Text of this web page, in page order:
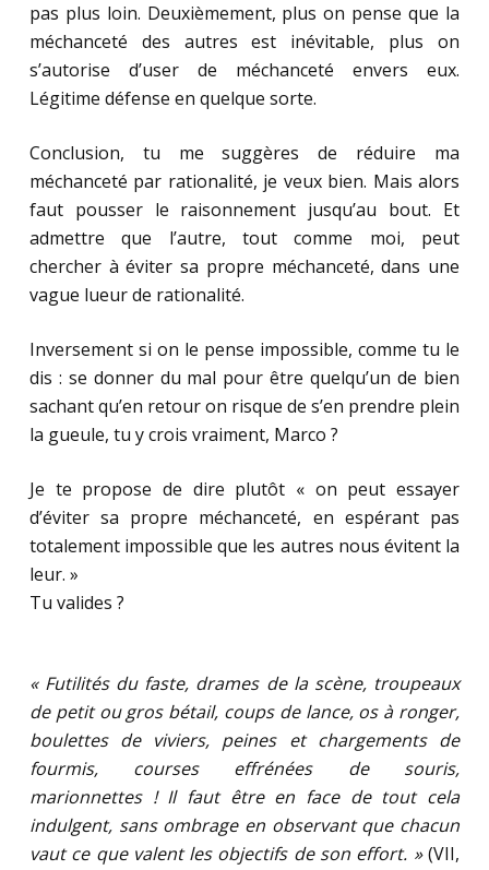
pas plus loin. Deuxièmement, plus on pense que la
méchanceté des autres est inévitable, plus on
s’autorise d’user de méchanceté envers eux.
Légitime défense en quelque sorte.
Conclusion, tu me suggères de réduire ma
méchanceté par rationalité, je veux bien. Mais alors
faut pousser le raisonnement jusqu’au bout. Et
admettre que l’autre, tout comme moi, peut
chercher à éviter sa propre méchanceté, dans une
vague lueur de rationalité.
Inversement si on le pense impossible, comme tu le
dis : se donner du mal pour être quelqu’un de bien
sachant qu’en retour on risque de s’en prendre plein
la gueule, tu y crois vraiment, Marco ?
Je te propose de dire plutôt « on peut essayer
d’éviter sa propre méchanceté, en espérant pas
totalement impossible que les autres nous évitent la
leur. »
Tu valides ?
« Futilités du faste, drames de la scène, troupeaux
de petit ou gros bétail, coups de lance, os à ronger,
boulettes de viviers, peines et chargements de
fourmis, courses effrénées de souris,
marionnettes ! Il faut être en face de tout cela
indulgent, sans ombrage en observant que chacun
vaut ce que valent les objectifs de son effort. »(VII,